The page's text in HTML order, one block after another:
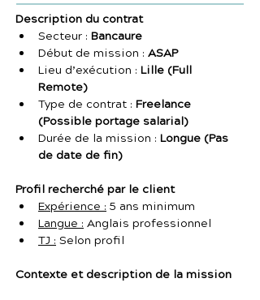
Description du contrat
Secteur : Bancaure
Début de mission : ASAP
Lieu d’exécution : Lille (Full
Remote)
Type de contrat : Freelance
(Possible portage salarial)
Durée de la mission : Longue (Pas
de date de fin)
Profil recherché par le client
Expérience : 5 ans minimum
Langue : Anglais professionnel
TJ : Selon profil
Contexte et description de la mission